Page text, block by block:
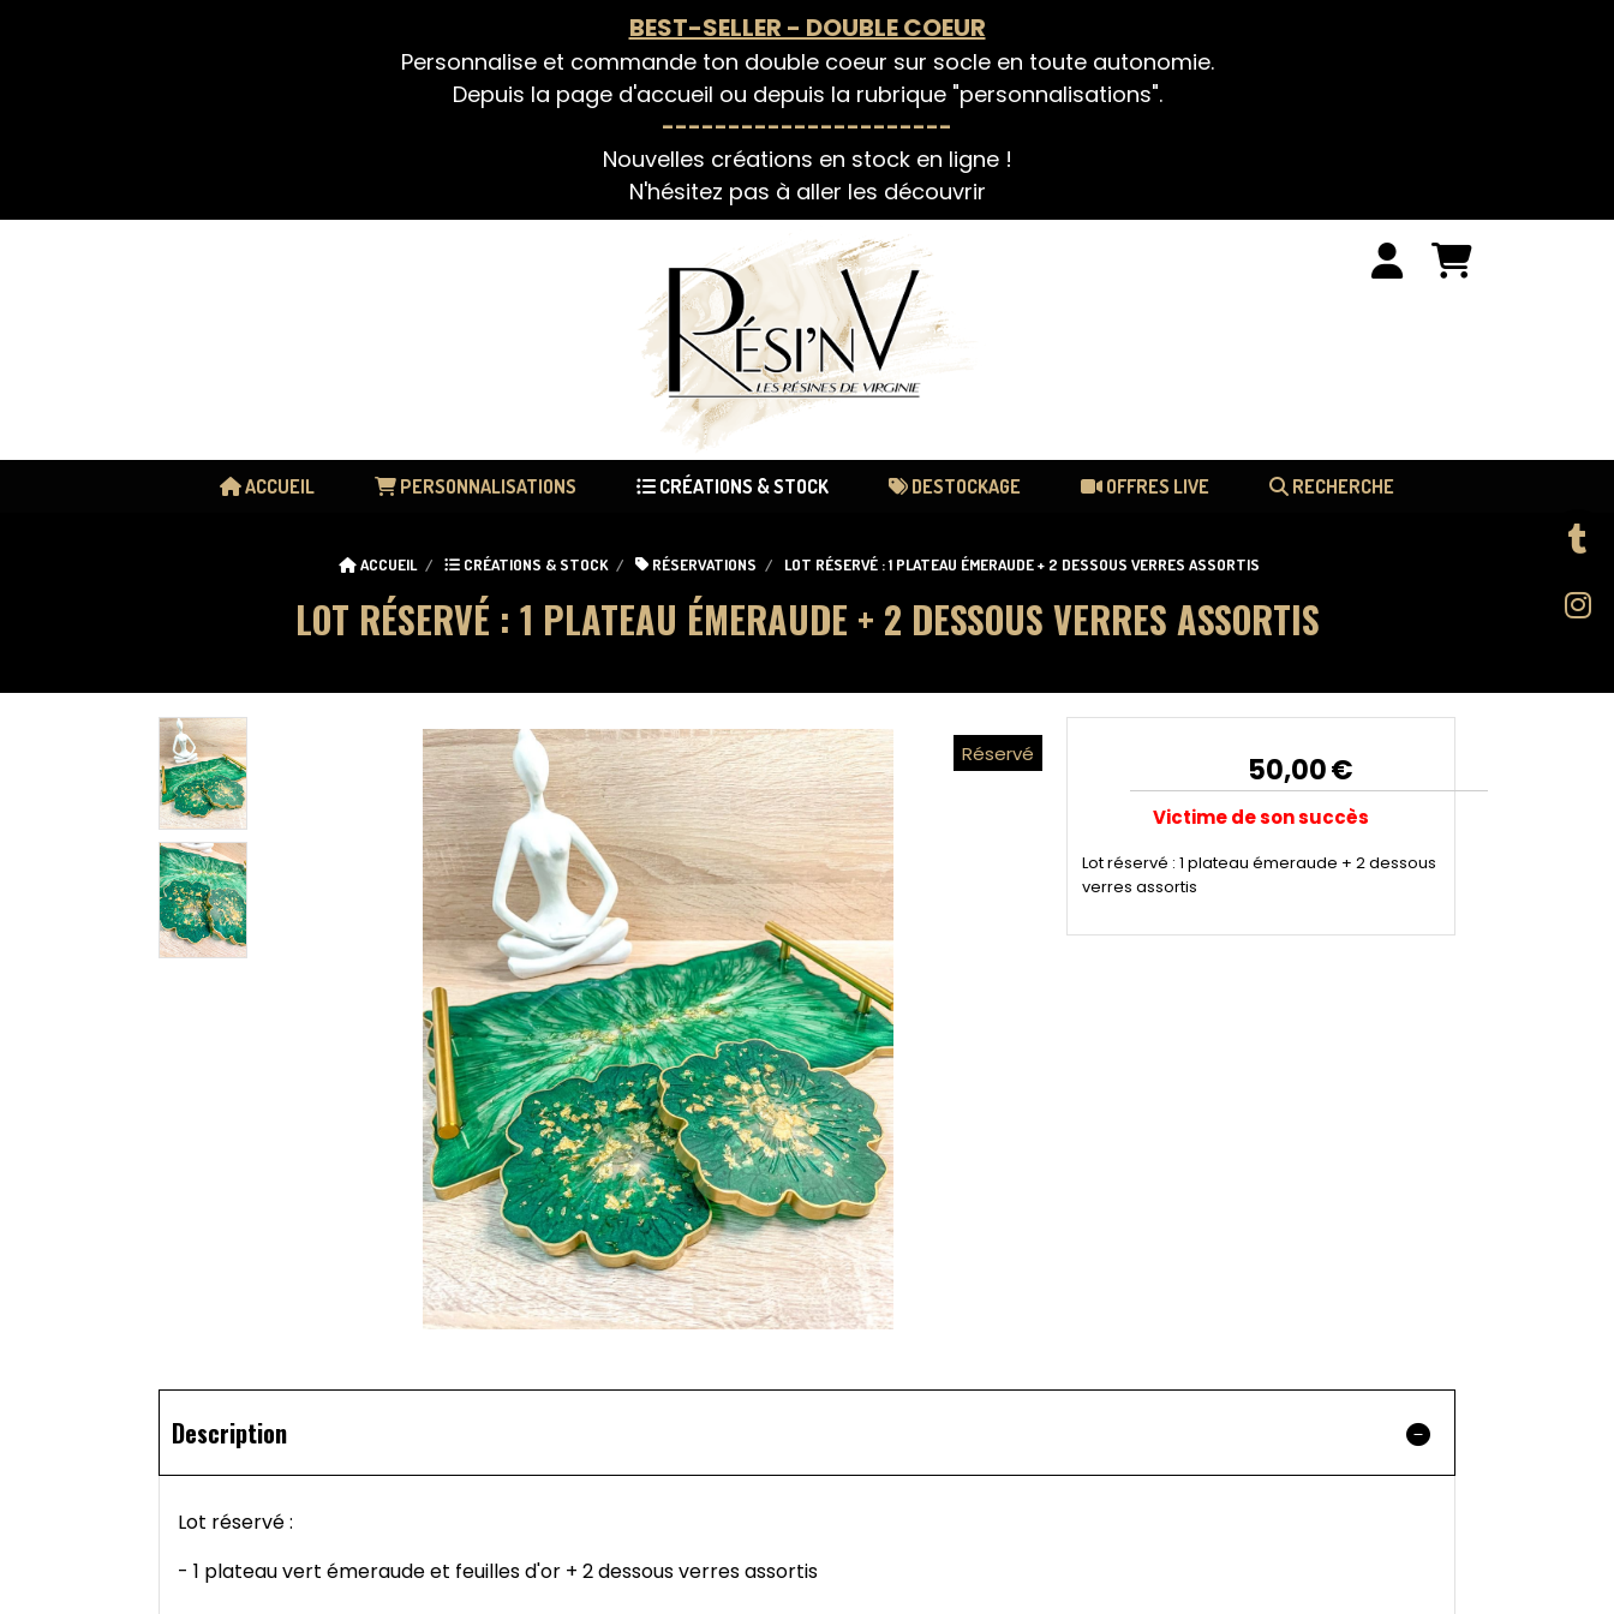
BEST-SELLER - DOUBLE COEUR
Personnalise et commande ton double coeur sur socle en toute autonomie.
Depuis la page d'accueil ou depuis la rubrique "personnalisations".
----------------------
Nouvelles créations en stock en ligne !
N'hésitez pas à aller les découvrir
ACCUEIL PERSONNALISATIONS CRÉATIONS & STOCK DESTOCKAGE OFFRES LIVE RECHERCHE
ACCUEIL CRÉATIONS & STOCK RÉSERVATIONS LOT RÉSERVÉ : 1 PLATEAU ÉMERAUDE + 2 DESSOUS VERRES ASSORTIS
LOT RÉSERVÉ : 1 PLATEAU ÉMERAUDE + 2 DESSOUS VERRES ASSORTIS
Réservé 50,00€
Victime de son succès
Lot réservé : 1 plateau émeraude + 2 dessous
verres assortis
Description
Lot réservé :
- 1 plateau vert émeraude et feuilles d'or + 2 dessous verres assortis